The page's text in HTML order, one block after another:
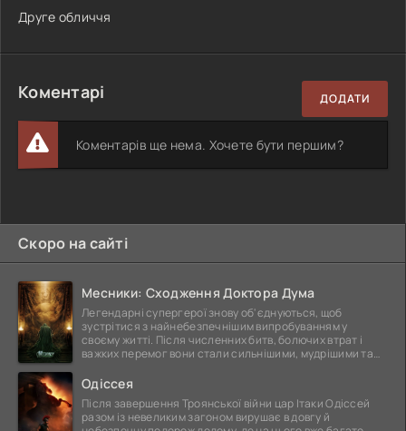
Друге обличчя
Коментарі ДОДАТИ
Коментарів ще нема. Хочете бути першим?
Скоро на сайті
Месники: Сходження Доктора Дума
Легендарні супергерої знову об'єднуються, щоб
зустрітися з найнебезпечнішим випробуванням у
своєму житті. Після численних битв, болючих втрат і
важких перемог вони стали сильнішими, мудрішими та
Одіссея
Після завершення Троянської війни цар Ітаки Одіссей
разом із невеликим загоном вирушає в довгу й